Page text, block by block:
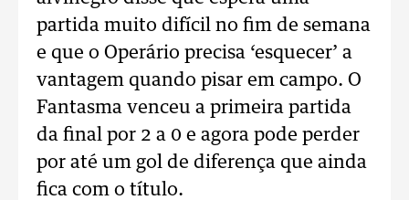
partida muito difícil no fim de semana
e que o Operário precisa ‘esquecer’ a
vantagem quando pisar em campo. O
Fantasma venceu a primeira partida
da final por 2 a 0 e agora pode perder
por até um gol de diferença que ainda
fica com o título.